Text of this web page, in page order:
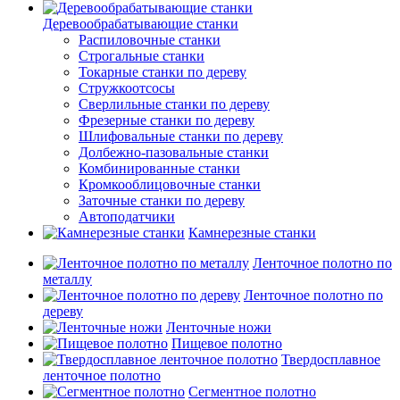
Деревообрабатывающие станки
Распиловочные станки
Строгальные станки
Токарные станки по дереву
Стружкоотсосы
Сверлильные станки по дереву
Фрезерные станки по дереву
Шлифовальные станки по дереву
Долбежно-пазовальные станки
Комбинированные станки
Кромкооблицовочные станки
Заточные станки по дереву
Автоподатчики
Камнерезные станки
Ленточное полотно по
металлу
Ленточное полотно по
дереву
Ленточные ножи
Пищевое полотно
Твердосплавное
ленточное полотно
Сегментное полотно